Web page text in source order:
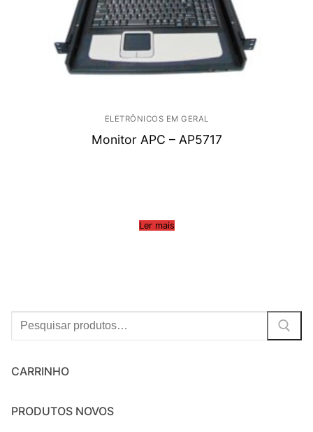
ELETRÔNICOS EM GERAL
Monitor APC – AP5717
Ler mais
Procurar:
CARRINHO
PRODUTOS NOVOS